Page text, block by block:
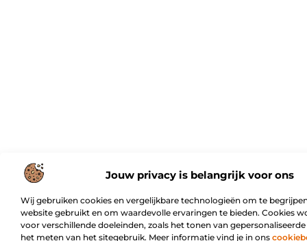
Jouw privacy is belangrijk voor ons
Wij gebruiken cookies en vergelijkbare technologieën om te
website gebruikt en om waardevolle ervaringen te bieden. Cookies
voor verschillende doeleinden, zoals het tonen van
het meten van het sitegebruik. Meer informatie vind je in ons